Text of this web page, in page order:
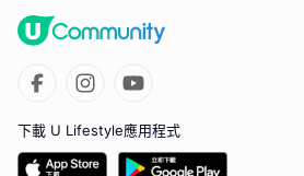
下載 U Lifestyle應用程式